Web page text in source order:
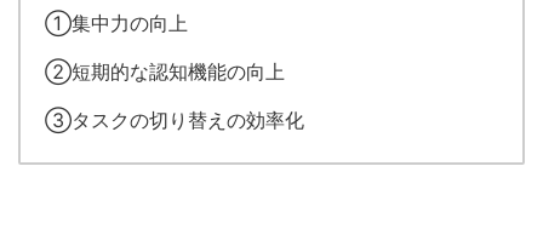
①集中力の向上
②短期的な認知機能の向上
③タスクの切り替えの効率化